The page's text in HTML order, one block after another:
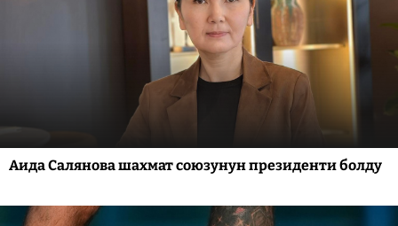
Аида Салянова шахмат союзунун президенти болду